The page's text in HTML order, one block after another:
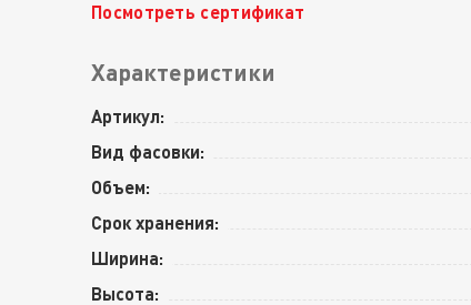
Посмотреть сертификат
Характеристики
Артикул:
Вид фасовки:
Объем:
Срок хранения:
Ширина:
Высота: